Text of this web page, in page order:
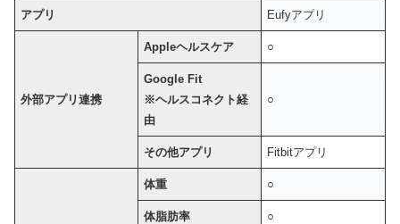
アプリ Eufyアプリ
外部アプリ連携
Appleヘルスケア ○
Google Fit
※ヘルスコネクト経
由
○
その他アプリ Fitbitアプリ
体重 ○
体脂肪率 ○